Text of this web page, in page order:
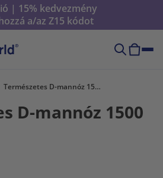
| 15% kedvezmény
a/az Z15 kódot
Természetes D-mannóz 1500 mg
D-mannóz 1500